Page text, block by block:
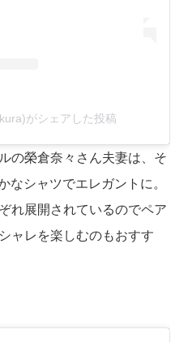
がシェアした投稿
の榮倉奈々さん夫妻は、そ
なシャツでエレガントに。
れ展開されているのでペア
ャレを楽しむのもおすす